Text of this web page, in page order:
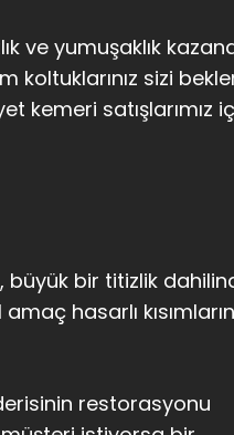
yumuşaklık
koltuklarınız sizi
kemeri satışlarımız
büyük bir titizlik
hasarlı kısımların
restorasyonu